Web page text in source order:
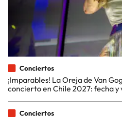
Conciertos
¡Imparables! La Oreja de Van
concierto en Chile 2027: fecha y
Conciertos